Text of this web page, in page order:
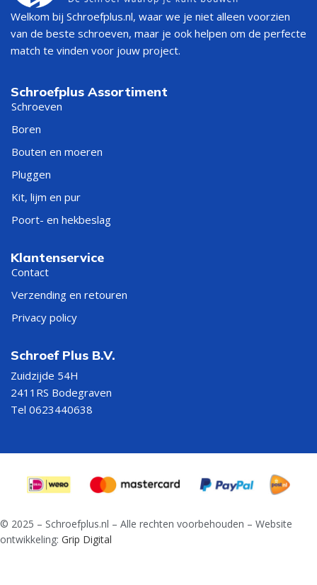
Welkom bij Schroefplus.nl, waar we je niet alleen voorzien
van de beste schroeven, maar je ook helpen om de perfecte
match te vinden voor jouw project.
Schroefplus Assortiment
Schroeven
Boren
Bouten en moeren
Pluggen
Kit, lijm en pur
Poort- en hekbeslag
Klantenservice
Contact
Verzending en retouren
Privacy policy
Schroef Plus B.V.
Zuidzijde 54H
2411RS Bodegraven
Tel 0623440638
© 2025 – Schroefplus.nl – Alle rechten voorbehouden – Website
ontwikkeling: Grip Digital